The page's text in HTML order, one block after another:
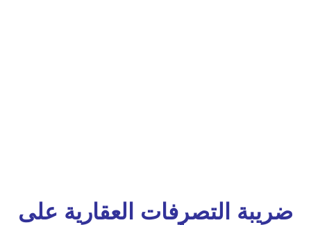
ضريبة التصرفات العقارية على